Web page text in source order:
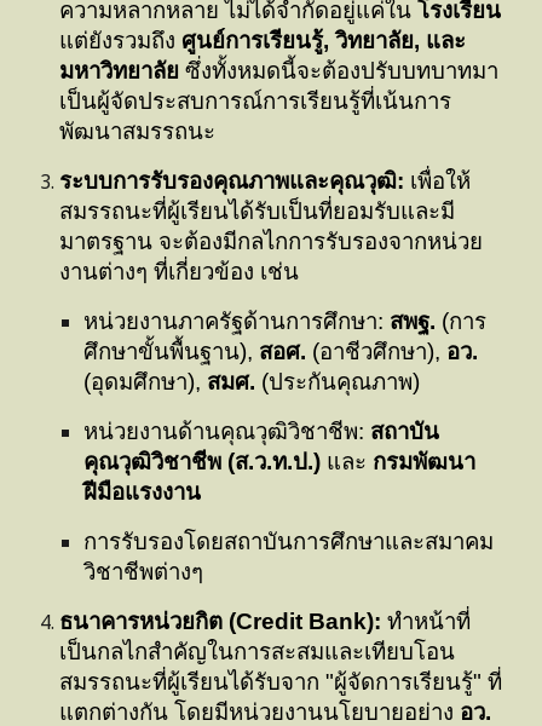
ความหลากหลาย ไม่ได้จำกัดอยู่แค่ในโรงเรียน
แต่ยังรวมถึง ศูนย์การเรียนรู้, วิทยาลัย, และ
มหาวิทยาลัย ซึ่งทั้งหมดนี้จะต้องปรับบทบาทมา
เป็นผู้จัดประสบการณ์การเรียนรู้ที่เน้นการ
พัฒนาสมรรถนะ
ระบบการรับรองคุณภาพและคุณวุฒิ: เพื่อให้
สมรรถนะที่ผู้เรียนได้รับเป็นที่ยอมรับและมี
มาตรฐาน จะต้องมีกลไกการรับรองจากหน่วย
งานต่างๆ ที่เกี่ยวข้อง เช่น
หน่วยงานภาครัฐด้านการศึกษา: สพฐ. (การ
ศึกษาขั้นพื้นฐาน), สอศ. (อาชีวศึกษา), อว.
(อุดมศึกษา), สมศ. (ประกันคุณภาพ)
หน่วยงานด้านคุณวุฒิวิชาชีพ: สถาบัน
คุณวุฒิวิชาชีพ (ส.ว.ท.ป.) และ กรมพัฒนา
ฝีมือแรงงาน
การรับรองโดยสถาบันการศึกษาและสมาคม
วิชาชีพต่างๆ
ธนาคารหน่วยกิต (Credit Bank): ทำหน้าที่
เป็นกลไกสำคัญในการสะสมและเทียบโอน
สมรรถนะที่ผู้เรียนได้รับจาก "ผู้จัดการเรียนรู้" ที่
แตกต่างกัน โดยมีหน่วยงานนโยบายอย่าง อว.